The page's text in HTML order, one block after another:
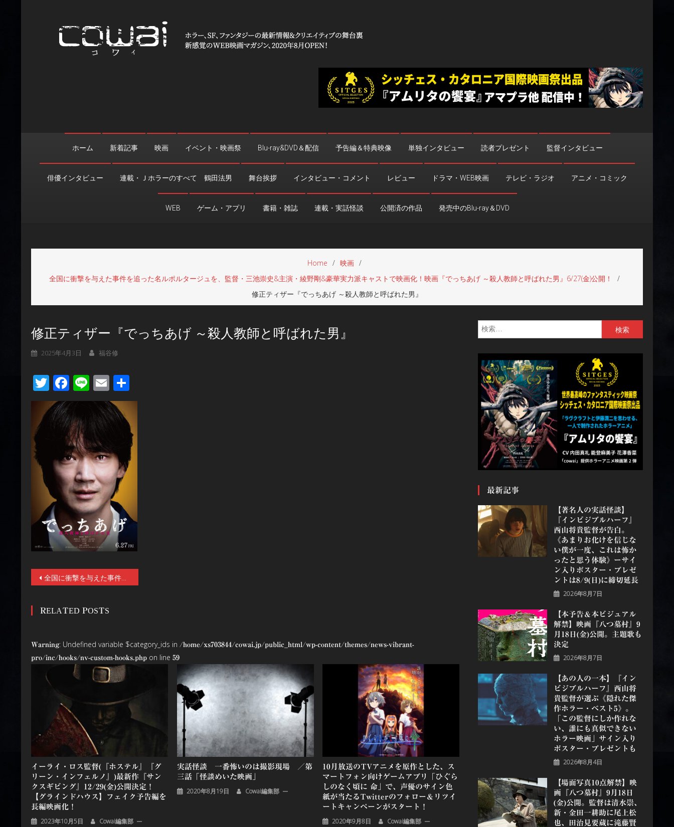
ホーム 新着記事 映画 イベント・映画祭 Blu-ray&DVD＆配信 予告編＆特典映像 単独インタビュー 読者プレゼント 監督インタビュー
俳優インタビュー 連載・Ｊホラーのすべて 鶴田法男 舞台挨拶 インタビュー・コメント レビュー ドラマ・WEB映画 テレビ・ラジオ アニメ・コミック
WEB ゲーム・アプリ 書籍・雑誌 連載・実話怪談 公開済の作品 発売中のBlu-ray＆DVD
Home
映画
全国に衝撃を与えた事件を追った名ルポルタージュを、監督・三池崇史&主演・綾野剛&豪華実力派キャストで映画化！映画『でっちあげ ～殺人教師と呼ばれた男』6/27(金)公開！
修正ティザー『でっちあげ ～殺人教師と呼ばれた男』
修正ティザー『でっちあげ ～殺人教師と呼ばれた男』
2025年4月3日 福谷修
TwitterFacebook
LineEmail
有
投
ナ
ゲ
ン
全国に衝撃を与えた事件を追った名ルポルタージュを、監督・三池崇史&主演・綾野剛&豪華実力派キャストで映画化！映画『でっちあげ ～殺人教師と呼ばれた男』6/27(金)公開！
RELATED POSTS
Warning: Undefined variable $category_ids in /home/xs703844/cowai.jp/public_html/wp-content/themes/news-vibrant-
pro/inc/hooks/nv-custom-hooks.php on line 59
イーライ・ロス監督(『ホステル』『グ
リーン・インフェルノ』)最新作『サン
クスギビング』12/29(金)公開決定！
【グラインドハウス】フェイク予告編を
長編映画化！
2023年10月5日 Cowai編集部
実話怪談 一番怖いのは撮影現場 ／第
三話「怪談めいた映画」
2020年8月19日 Cowai編集部
10月放送のTVアニメを原作とした、ス
マートフォン向けゲームアプリ「ひぐら
しのなく頃に 命」で、声優のサイン色
紙が当たるTwitterのフォロー＆リツイ
ートキャンペーンがスタート！
2020年9月8日 Cowai編集部
索:
最新記事
【著名人の実話怪談】
『インビジブルハーフ』
⻄⼭将貴監督が告白。
《あまりお化けを信じな
い僕が一度、これは怖か
ったと思う体験》ーサイ
ン入りポスター・プレゼ
ントは8/9(日)に締切延長
2026年8月7日
【本予告＆本ビジュアル
解禁】映画『八つ墓村』9
月18日(金)公開。主題歌も
決定
2026年8月7日
【あの人の一本】『イン
ビジブルハーフ』⻄⼭将
貴監督が選ぶ《隠れた傑
作ホラー・ベスト5》。
「この監督にしか作れな
い、誰にも真似できない
ホラー映画」サイン入り
ポスター・プレゼントも
2026年8月4日
【場面写真10点解禁】映
画『八つ墓村』9月18日
(金)公開。監督は清水崇、
新・金田一耕助に尾上松
也、田治見要蔵に滝藤賢